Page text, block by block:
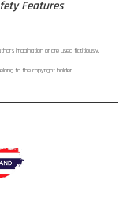
Features.
imagination or are used fictitiously.
to the copyright holder.